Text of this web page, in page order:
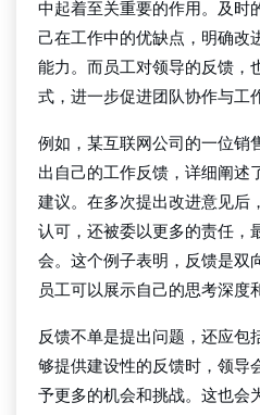
中起着至关重要的作用。及时
己在工作中的优缺点，明确改
能力。而员工对领导的反馈，
式，进一步促进团队协作与工
例如，某互联网公司的一位销
出自己的工作反馈，详细阐述
建议。在多次提出改进意见后
认可，还被委以更多的责任，
会。这个例子表明，反馈是双
员工可以展示自己的思考深度
反馈不单是提出问题，还应包
够提供建设性的反馈时，领导
予更多的机会和挑战。这也会